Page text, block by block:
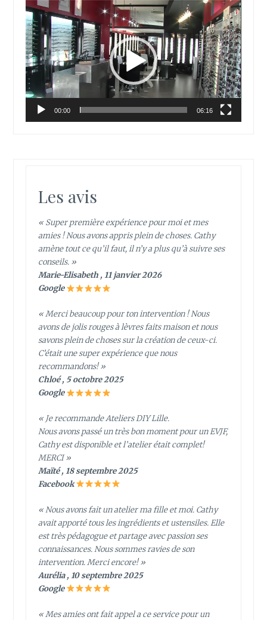
Lecteur
vidéo
00:00 06:16
Les avis
« Super première expérience pour moi et mes
amies ! Nous avons appris plein de choses. Cathy
amène tout ce qu’il faut, il n’y a plus qu’à suivre ses
conseils. »
Marie-Elisabeth , 11 janvier 2026
Google
« Merci beaucoup pour ton intervention ! Nous
avons de jolis rouges à lèvres faits maison et nous
savons plein de choses sur la création de ceux-ci.
C’était une super expérience que nous
recommandons! »
Chloé , 5 octobre 2025
Google
« Je recommande Ateliers DIY Lille.
Nous avons passé un très bon moment pour un EVJF,
Cathy est disponible et l’atelier était complet!
MERCI »
Maïté , 18 septembre 2025
Facebook
« Nous avons fait un atelier ma fille et moi. Cathy
avait apporté tous les ingrédients et ustensiles. Elle
est très pédagogue et partage avec passion ses
connaissances. Nous sommes ravies de son
intervention. Merci encore! »
Aurélia , 10 septembre 2025
Google
« Mes amies ont fait appel a ce service pour un